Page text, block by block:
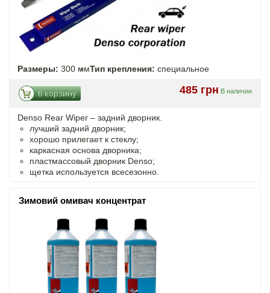
Размеры: 300 ммТип крепления: специальное
485 грн В наличии
В корзину
Denso Rear Wiper – задний дворник.
лучший задний дворник;
хорошо прилегает к стеклу;
каркасная основа дворника;
пластмассовый дворник Denso;
щетка используется всесезонно.
Зимовий омивач концентрат